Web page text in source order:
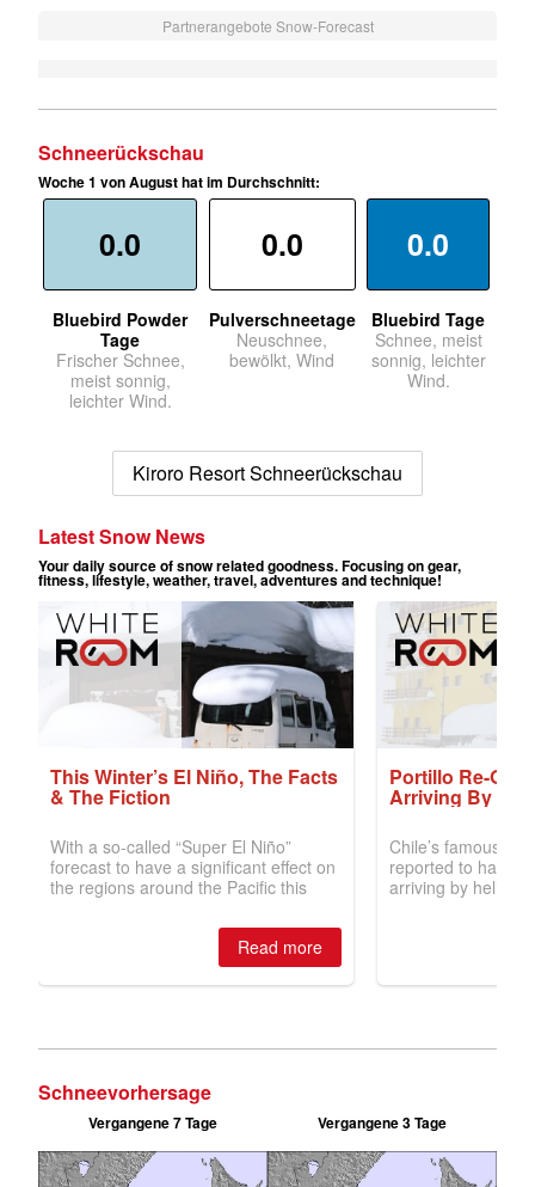
Partnerangebote Snow-Forecast
Schneerückschau
Woche 1 von August hat im Durchschnitt:
0.0
Bluebird Powder
Tage
Frischer Schnee,
meist sonnig,
leichter Wind.
0.0
Pulverschneetage
Neuschnee,
bewölkt, Wind
0.0
Bluebird Tage
Schnee, meist
sonnig, leichter
Wind.
Kiroro Resort Schneerückschau
Schneevorhersage
Vergangene 7 Tage Vergangene 3 Tage